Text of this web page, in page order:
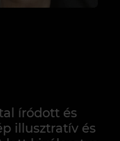
íródott és
illusztratív és